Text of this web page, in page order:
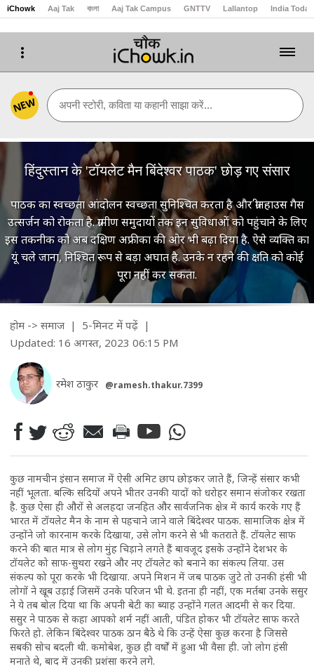
iChowk Aaj Tak বাংলা Aaj Tak Campus GNTTV Lallantop India Today
NEW अपनी स्टोरी, कविता या कहानी साझा करें...
हिंदुस्तान के 'टॉयलेट मैन बिंदेश्वर पाठक' छोड़ गए संसार
पाठक का स्वच्छता आंदोलन स्वच्छता सुनिश्चित करता है और ग्रीनहाउस गैस
उत्सर्जन को रोकता है. ग्रामीण समुदायों तक इन सुविधाओं को पहुंचाने के लिए
इस तकनीक को अब दक्षिण अफ्रीका की ओर भी बढ़ा दिया है. ऐसे व्यक्ति का
यूं चले जाना, निश्चित रूप से बड़ा अघात है. उनके न रहने की क्षति को कोई
पूरा नहीं कर सकता.
होम-> समाज | 5-मिनट में पढ़ें |
Updated: 16 अगस्त, 2023 06:15 PM
रमेश ठाकुर @ramesh.thakur.7399
कुछ नामचीन इंसान समाज में ऐसी अमिट छाप छोड़कर जाते हैं, जिन्हें संसार कभी
नहीं भूलता. बल्कि सदियों अपने भीतर उनकी यादों को धरोहर समान संजोकर रखता
है. कुछ ऐसा ही औरों से अलहदा जनहित और सार्वजनिक क्षेत्र में कार्य करके गए हैं
भारत में टॉयलेट मैन के नाम से पहचाने जाने वाले बिंदेश्वर पाठक. सामाजिक क्षेत्र में
उन्होंने जो कारनाम करके दिखाया, उसे लोग करने से भी कतराते हैं. टॉयलेट साफ
करने की बात मात्र से लोग मुंह चिड़ाने लगते हैं बावजूद इसके उन्होंने देशभर के
टॉयलेट को साफ-सुथरा रखने और नए टॉयलेट को बनाने का संकल्प लिया. उस
संकल्प को पूरा करके भी दिखाया. अपने मिशन में जब पाठक जुटे तो उनकी हंसी भी
लोगों ने खूब उड़ाई जिसमें उनके परिजन भी थे. इतना ही नहीं, एक मर्तबा उनके ससुर
ने ये तब बोल दिया था कि अपनी बेटी का ब्याह उन्होंने गलत आदमी से कर दिया.
ससुर ने पाठक से कहा आपको शर्म नहीं आती, पंडित होकर भी टॉयलेट साफ करते
फिरते हो. लेकिन बिंदेश्वर पाठक ठान बैठे थे कि उन्हें ऐसा कुछ करना है जिससे
सबकी सोच बदली थी. कमोबेश, कुछ ही वर्षों में हुआ भी वैसा ही. जो लोग हंसी
मनाते थे, बाद में उनकी प्रशंसा करने लगे.